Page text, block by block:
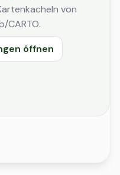
von
CARTO.
öffnen